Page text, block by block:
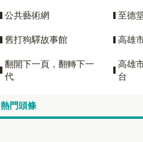
公共藝術網 至德
舊打狗驛故事館 高雄
翻開下一頁，翻轉下一
代
高雄
台
熱門頭條